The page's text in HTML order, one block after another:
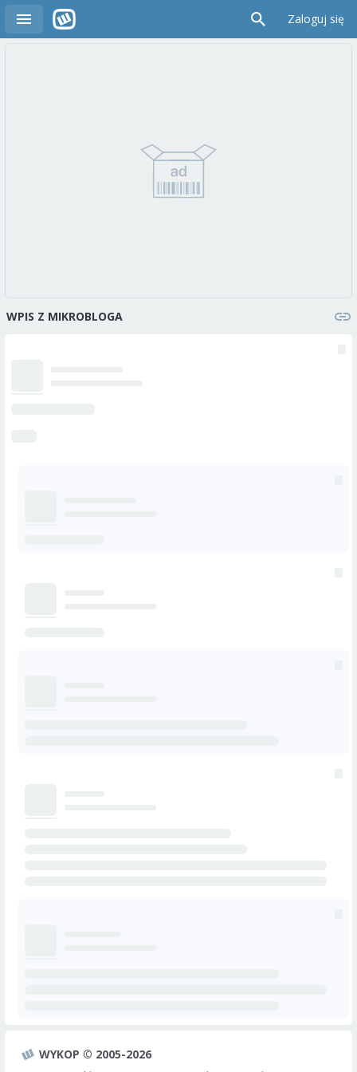
Zaloguj się
WPIS Z MIKROBLOGA
WYKOP © 2005-2026